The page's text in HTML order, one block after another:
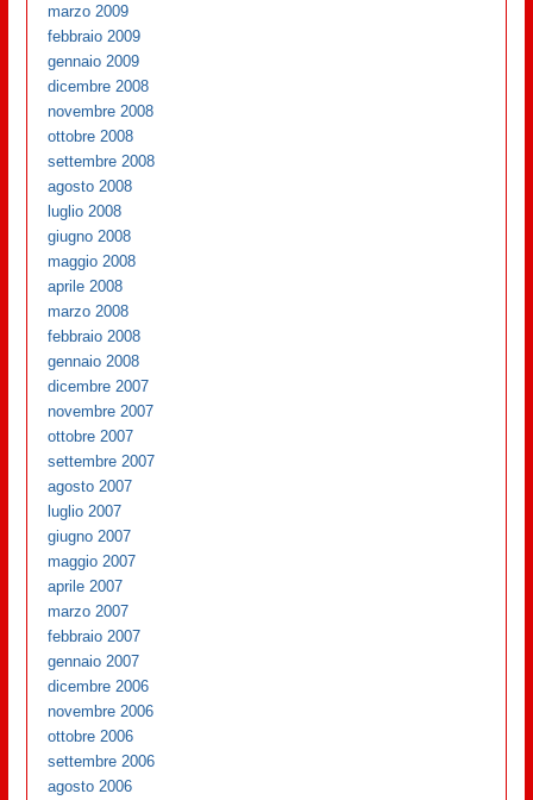
marzo 2009
febbraio 2009
gennaio 2009
dicembre 2008
novembre 2008
ottobre 2008
settembre 2008
agosto 2008
luglio 2008
giugno 2008
maggio 2008
aprile 2008
marzo 2008
febbraio 2008
gennaio 2008
dicembre 2007
novembre 2007
ottobre 2007
settembre 2007
agosto 2007
luglio 2007
giugno 2007
maggio 2007
aprile 2007
marzo 2007
febbraio 2007
gennaio 2007
dicembre 2006
novembre 2006
ottobre 2006
settembre 2006
agosto 2006